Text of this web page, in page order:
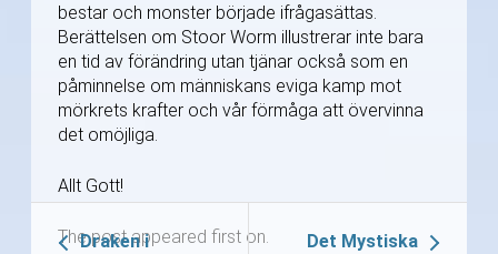
bestar och monster började ifrågasättas.
Berättelsen om Stoor Worm illustrerar inte bara
en tid av förändring utan tjänar också som en
påminnelse om människans eviga kamp mot
mörkrets krafter och vår förmåga att övervinna
det omöjliga.
Allt Gott!
The post appeared first on.
Draken i
Det Mystiska